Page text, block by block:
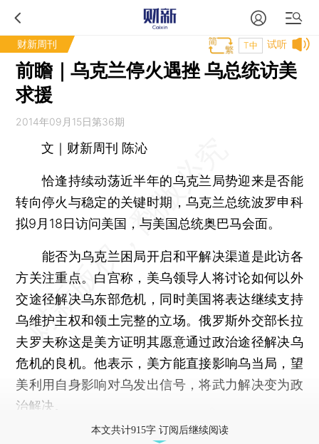
财新周刊 试听
T中
前瞻｜乌克兰停火遇挫 乌总统访美
求援
2014年09月15日第36期
文｜财新周刊 陈沁
恰逢持续动荡近半年的乌克兰局势迎来是否能
转向停火与稳定的关键时期，乌克兰总统波罗申科
拟9月18日访问美国，与美国总统奥巴马会面。
能否为乌克兰困局开启和平解决渠道是此访各
方关注重点。白宫称，美乌领导人将讨论如何以外
交途径解决乌东部危机，同时美国将表达继续支持
乌维护主权和领土完整的立场。俄罗斯外交部长拉
夫罗夫称这是美方证明其愿意通过政治途径解决乌
危机的良机。他表示，美方能直接影响乌当局，望
美利用自身影响对乌发出信号，将武力解决变为政
治解决。
本文共计915字 订阅后继续阅读